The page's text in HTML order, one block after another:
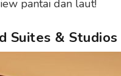
pantai dan laut!
Suites & Studios